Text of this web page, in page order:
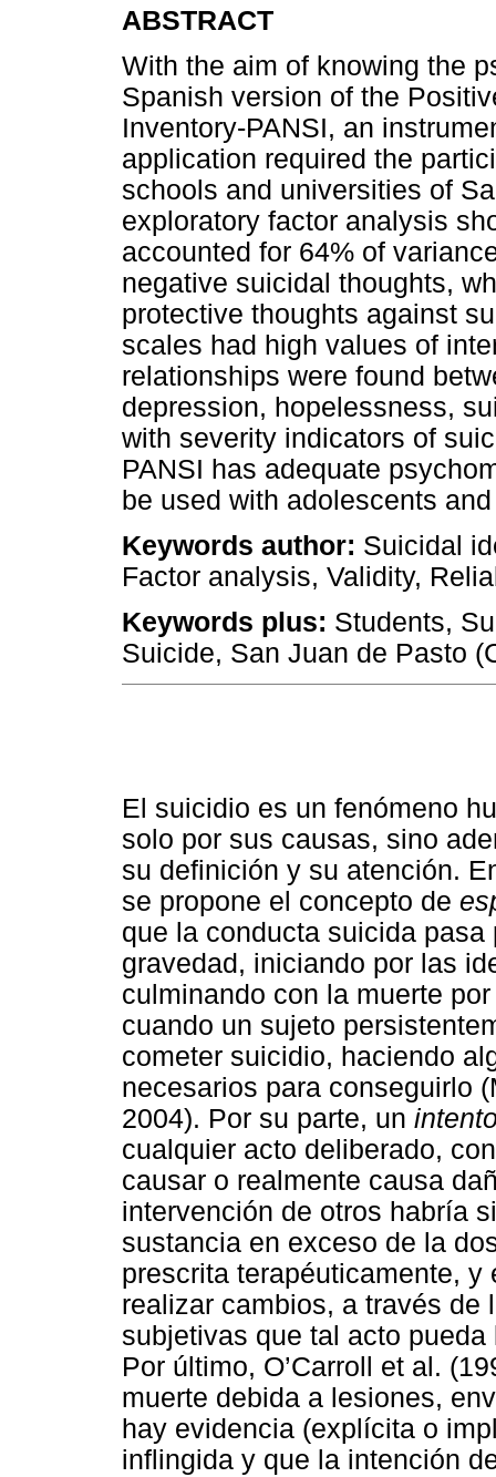
ABSTRACT
With the aim of knowing the
Spanish version of the
Inventory-PANSI, an
application required the
schools and universities of
exploratory factor analysis
accounted for 64% of
negative suicidal thoughts,
protective thoughts against
scales had high values of
relationships were found
depression, hopelessness,
with severity indicators of
PANSI has adequate
be used with adolescents
Keywords author: Suicidal
Factor analysis, Validity,
Keywords plus: Students,
Suicide, San Juan de Pasto
El suicidio es un fenómeno
solo por sus causas, sino
su definición y su atención.
se propone el concepto de
que la conducta suicida
gravedad, iniciando por las
culminando con la muerte
cuando un sujeto
cometer suicidio, haciendo
necesarios para conseguirlo
2004). Por su parte, un
cualquier acto deliberado,
causar o realmente causa
intervención de otros habría
sustancia en exceso de la
prescrita terapéuticamente,
realizar cambios, a través
subjetivas que tal acto
Por último, O’Carroll et al.
muerte debida a lesiones,
hay evidencia (explícita o
inflingida y que la intención